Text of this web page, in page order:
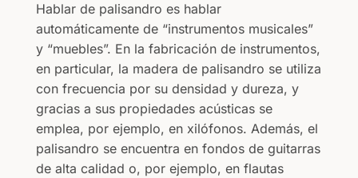
Hablar de palisandro es hablar
automáticamente de “instrumentos musicales”
y “muebles”. En la fabricación de instrumentos,
en particular, la madera de palisandro se utiliza
con frecuencia por su densidad y dureza, y
gracias a sus propiedades acústicas se
emplea, por ejemplo, en xilófonos. Además, el
palisandro se encuentra en fondos de guitarras
de alta calidad o, por ejemplo, en flautas